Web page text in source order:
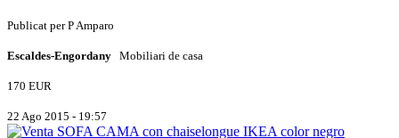
Publicat perP Amparo
Escaldes-Engordany Mobiliari de casa
170 EUR
22 Ago 2015 - 19:57